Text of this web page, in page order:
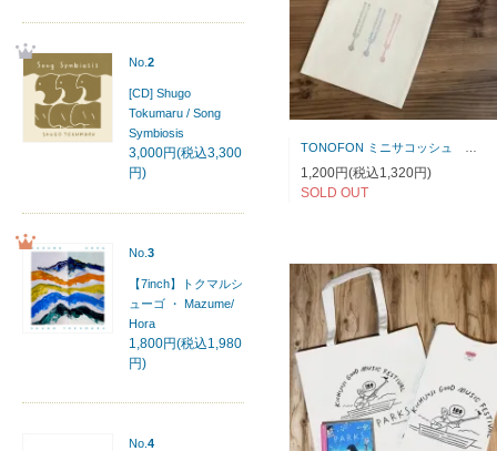
1,200円(税込1,320円)
SOLD OUT
No. 2
[CD] Shugo
Tokumaru / Song
Symbiosis
3,000円(税込3,300
円)
No. 3
【7inch】トクマルシ
ューゴ ・ Mazume/
Hora
1,800円(税込1,980
円)
No. 4